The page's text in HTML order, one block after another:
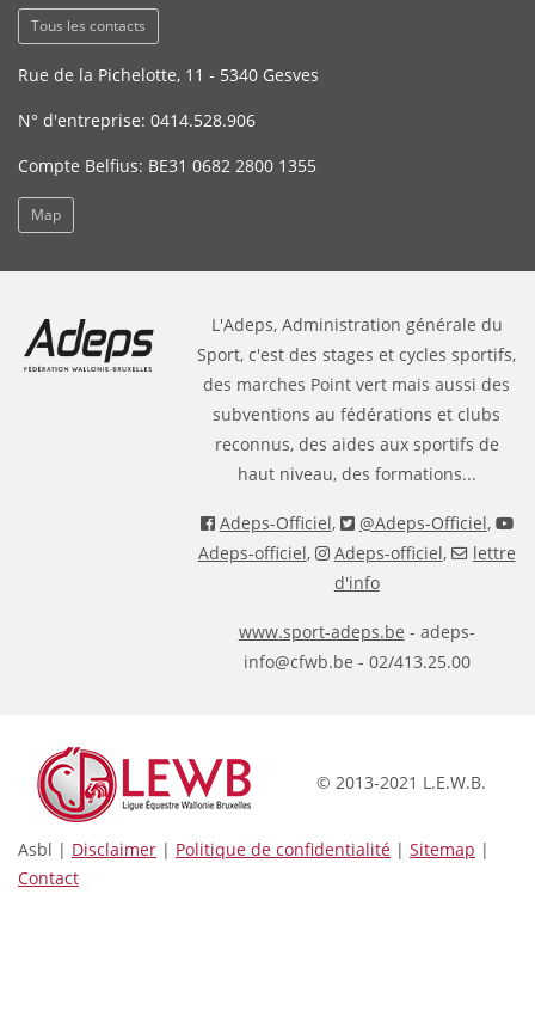
Tous les contacts
Rue de la Pichelotte, 11 - 5340 Gesves
N° d'entreprise: 0414.528.906
Compte Belfius: BE31 0682 2800 1355
Map
L'Adeps, Administration générale du
Sport, c'est des stages et cycles sportifs,
des marches Point vert mais aussi des
subventions au fédérations et clubs
reconnus, des aides aux sportifs de
haut niveau, des formations...
Adeps-Officiel, @Adeps-Officiel,
Adeps-officiel, Adeps-officiel,
lettre
d'info
www.sport-adeps.be - adeps-
info@cfwb.be - 02/413.25.00
© 2013-2021 L.E.W.B.
Asbl | Disclaimer | Politique de confidentialité | Sitemap |
Contact